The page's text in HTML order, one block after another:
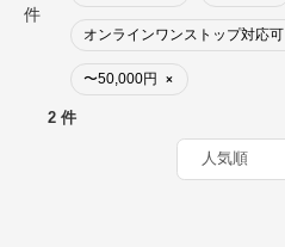
件
オンラインワンストップ対応可
〜50,000円 ×
2 件